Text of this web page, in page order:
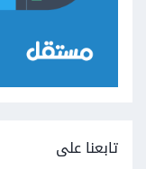
تابعنا على